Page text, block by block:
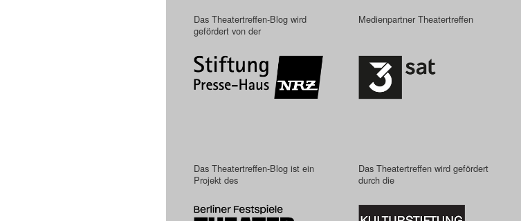
Das Theatertreffen-Blog wird
gefördert von der
Medienpartner Theatertreffen
Das Theatertreffen-Blog ist ein
Projekt des
Das Theatertreffen wird gefördert
durch die